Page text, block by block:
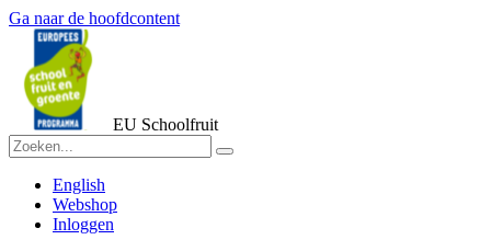
Ga naar de hoofdcontent
EU Schoolfruit
English
Webshop
Inloggen